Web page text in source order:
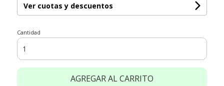
Ver cuotas y descuentos
Cantidad
AGREGAR AL CARRITO